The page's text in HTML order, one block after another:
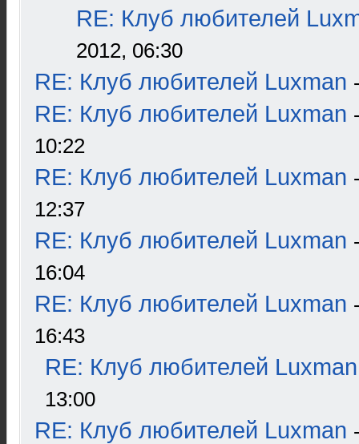
RE: Клуб любителей
2012, 06:30
RE: Клуб любителей Luxman
RE: Клуб любителей Luxman
10:22
RE: Клуб любителей Luxman
12:37
RE: Клуб любителей Luxman
16:04
RE: Клуб любителей Luxman
16:43
RE: Клуб любителей Luxman
13:00
RE: Клуб любителей Luxman